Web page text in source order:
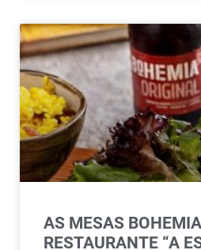
AS MESAS
RESTAURANTE “A